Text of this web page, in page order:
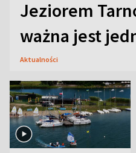
Jeziorem
ważna jest
Aktualności